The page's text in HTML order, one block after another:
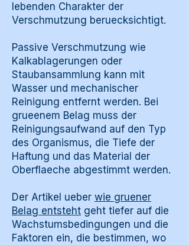
lebenden Charakter der
Verschmutzung beruecksichtigt.
Passive Verschmutzung wie
Kalkablagerungen oder
Staubansammlung kann mit
Wasser und mechanischer
Reinigung entfernt werden. Bei
grueenem Belag muss der
Reinigungsaufwand auf den Typ
des Organismus, die Tiefe der
Haftung und das Material der
Oberflaeche abgestimmt werden.
Der Artikel ueber wie gruener
Belag entsteht geht tiefer auf die
Wachstumsbedingungen und die
Faktoren ein, die bestimmen, wo